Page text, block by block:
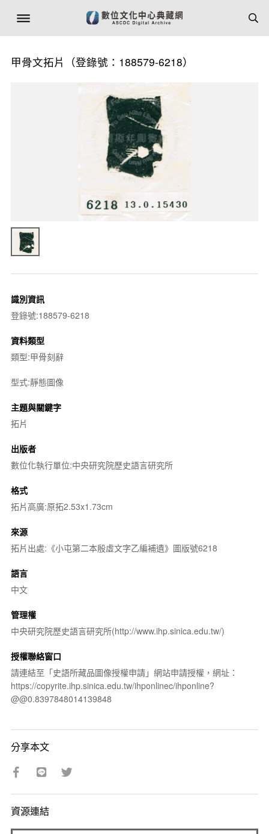
甲骨文拓片（登錄號：188579-6218）
識別資訊
登錄號:188579-6218
資料類型
類型:甲骨刻辭
型式:靜態圖像
主題與關鍵字
拓片
出版者
數位化執行單位:中央研究院歷史語言研究所
格式
拓片高廣:原拓2.53x1.73cm
來源
拓片出處:《小屯第二本殷虛文字乙編補遺》圖版號6218
語言
中文
管理權
中央研究院歷史語言研究所(http://www.ihp.sinica.edu.tw/)
授權聯絡窗口
請連結至「史語所藏品圖像授權申請」網站申請授權，網址：
https://copyrite.ihp.sinica.edu.tw/ihponlinec/ihponline?
@@0.8397848014139848
分享本文
資源連結